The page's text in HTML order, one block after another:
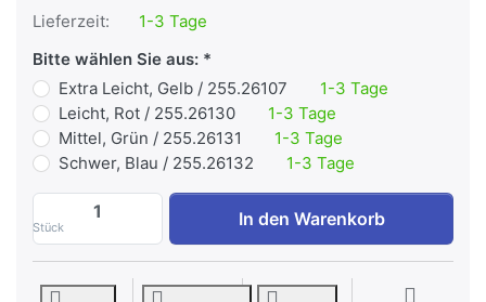
Lieferzeit:
1-3 Tage
Bitte wählen Sie aus:
Extra Leicht, Gelb / 255.26107
1-3 Tage
Leicht, Rot / 255.26130
1-3 Tage
Mittel, Grün / 255.26131
1-3 Tage
Schwer, Blau / 255.26132
1-3 Tage
Stück
Thera-Band® Flexbar zu 15,92 €, Menge
In den Warenkorb